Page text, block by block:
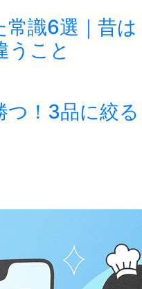
識6選｜昔は
うこと
つ！3品に絞る